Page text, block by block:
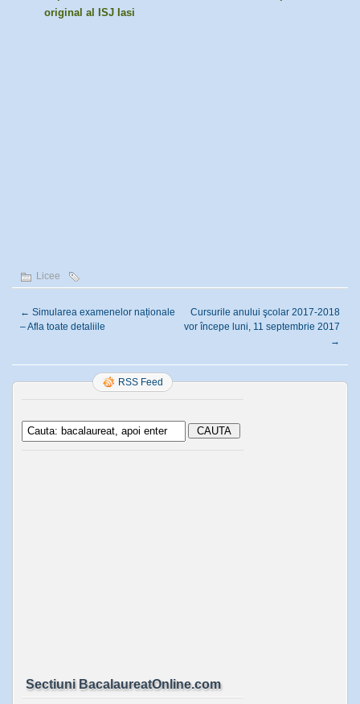
original al ISJ Iasi
Licee
← Simularea examenelor naționale
– Afla toate detaliile
Cursurile anului şcolar 2017-2018
vor începe luni, 11 septembrie 2017
→
RSS Feed
Sectiuni BacalaureatOnline.com